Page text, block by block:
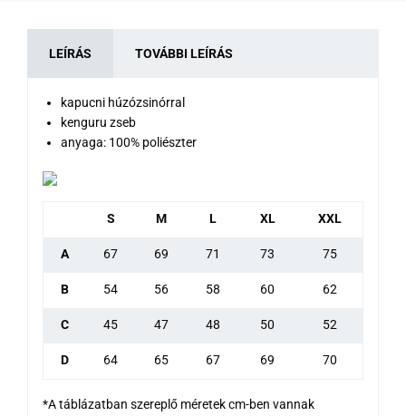
LEÍRÁS TOVÁBBI LEÍRÁS
kapucni húzózsinórral
kenguru zseb
anyaga: 100% poliészter
S M L XL XXL
A 67 69 71 73 75
B 54 56 58 60 62
C 45 47 48 50 52
D 64 65 67 69 70
*A táblázatban szereplő méretek cm-ben vannak